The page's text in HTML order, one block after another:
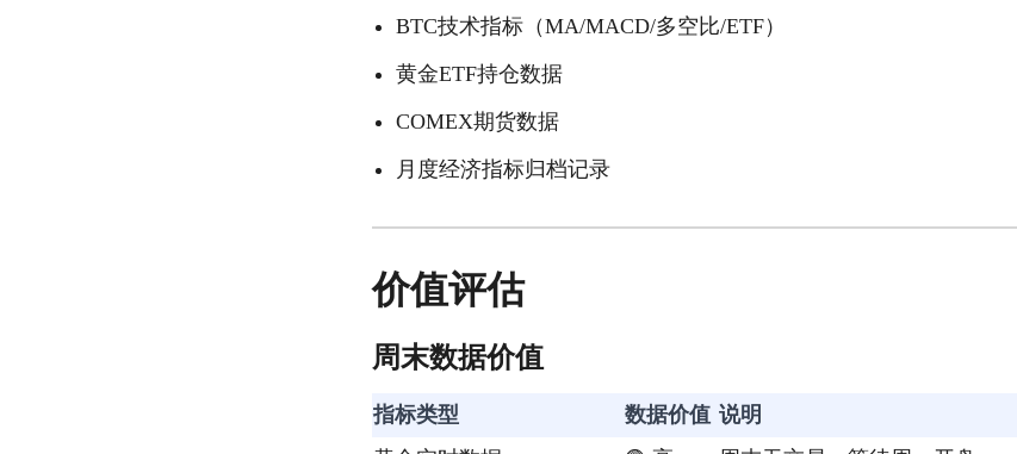
BTC技术指标（MA/MACD/多空比/ETF）
黄金ETF持仓数据
COMEX期货数据
月度经济指标归档记录
价值评估
周末数据价值
指标类型 数据价值 说明